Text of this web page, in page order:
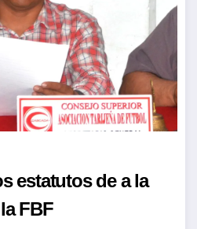
estatutos de a la
FBF